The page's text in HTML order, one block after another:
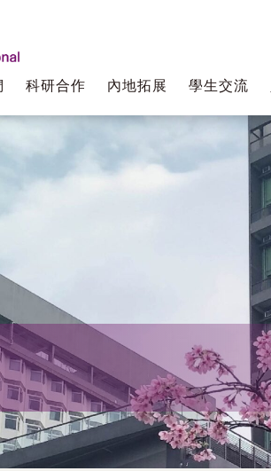
科研合作 內地拓展 學生交流